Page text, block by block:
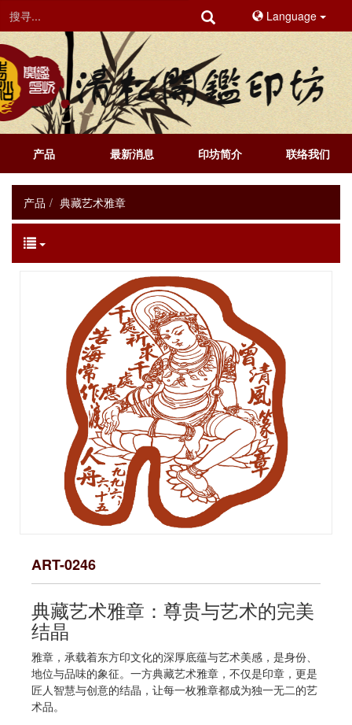
Language
产品 最新消息 印坊简介 联络我们
产品 典藏艺术雅章
ART-0246
典藏艺术雅章：尊贵与艺术的完美
结晶
雅章，承载着东方印文化的深厚底蕴与艺术美感，是身份、
地位与品味的象征。一方典藏艺术雅章，不仅是印章，更是
匠人智慧与创意的结晶，让每一枚雅章都成为独一无二的艺
术品。